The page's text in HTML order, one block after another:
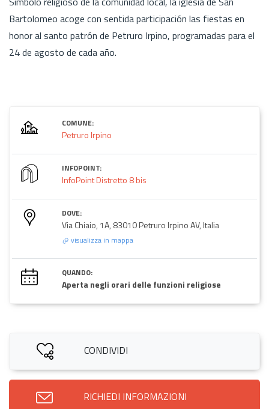
Bartolomeo acoge con sentida participación las fiestas en
honor al santo patrón de Petruro Irpino, programadas para el
24 de agosto de cada año.
COMUNE:
Petruro Irpino
INFOPOINT:
InfoPoint Distretto 8 bis
DOVE:
Via Chiaio, 1A, 83010 Petruro Irpino AV, Italia
visualizza in mappa
QUANDO:
Aperta negli orari delle funzioni religiose
CONDIVIDI
RICHIEDI INFORMAZIONI